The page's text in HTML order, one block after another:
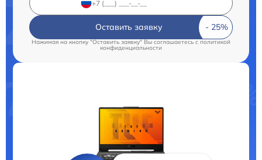
Оставить заявку
Нажимая на кнопку "Оставить заявку" Вы соглашаетесь c политикой
конфиденциальности